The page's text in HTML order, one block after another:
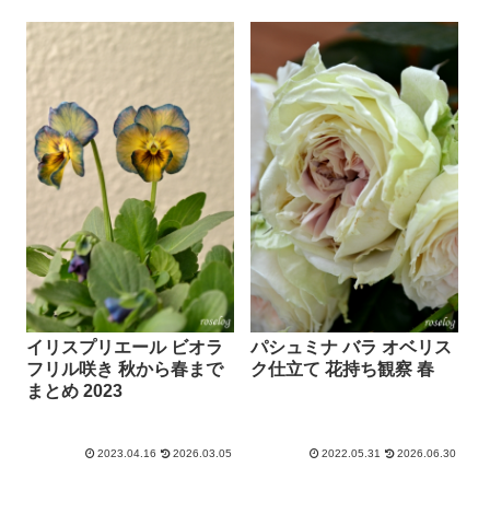
イリスプリエール ビオラ
フリル咲き 秋から春まで
まとめ 2023
2023.04.16 2026.03.05
パシュミナ バラ オベリス
ク仕立て 花持ち観察 春
2022.05.31 2026.06.30